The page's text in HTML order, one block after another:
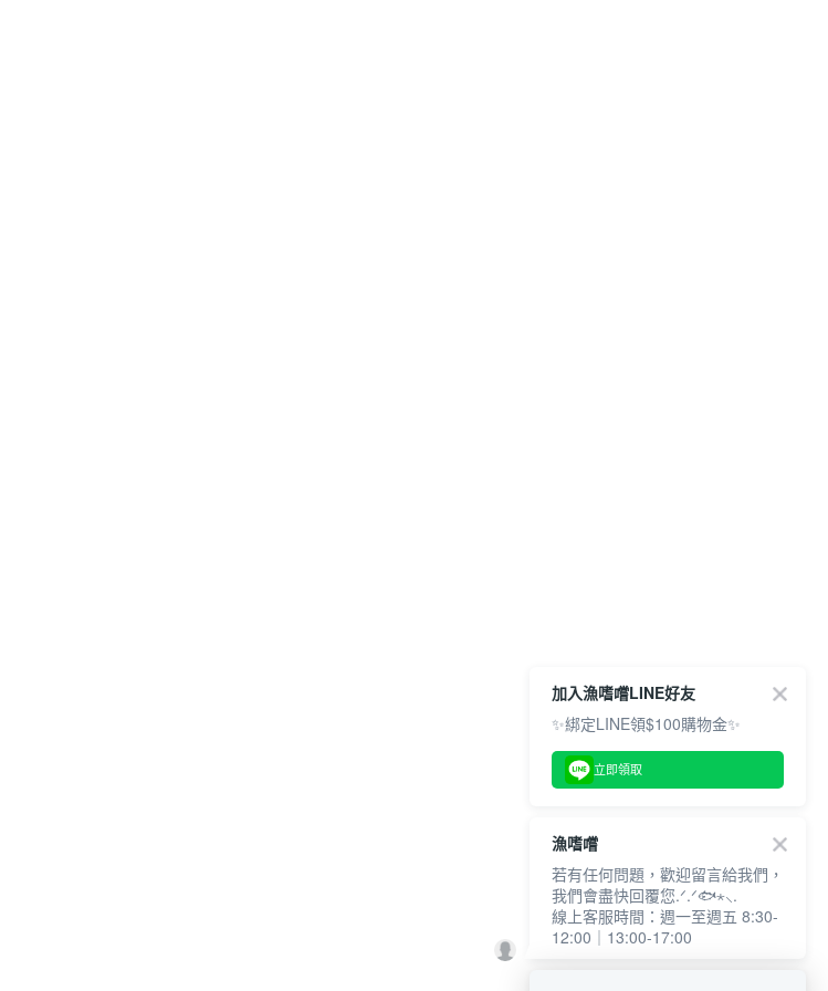
加入漁嗜嚐LINE好友
✨綁定LINE領$100購物金✨
立即領取
漁嗜嚐
若有任何問題，歡迎留言給我們，
我們會盡快回覆您.ᐟ.ᐟ🐟⋆⸜.
線上客服時間：週一至週五 8:30-
12:00｜13:00-17:00